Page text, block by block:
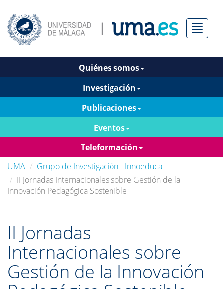
Menú
Quiénes somos
Investigación
Publicaciones
Eventos
Teleformación
UMA
Grupo de Investigación - Innoeduca
II Jornadas Internacionales sobre Gestión de la
Innovación Pedagógica Sostenible
II Jornadas
Internacionales sobre
Gestión de la Innovación